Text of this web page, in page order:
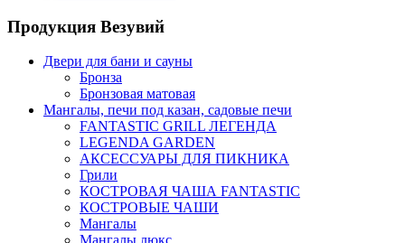
Продукция Везувий
Двери для бани и сауны
Бронза
Бронзовая матовая
Мангалы, печи под казан, садовые печи
FANTASTIC GRILL ЛЕГЕНДА
LEGENDA GARDEN
АКСЕССУАРЫ ДЛЯ ПИКНИКА
Грили
КОСТРОВАЯ ЧАША FANTASTIC
КОСТРОВЫЕ ЧАШИ
Мангалы